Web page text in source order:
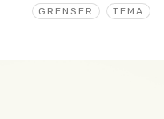
GRENSER TEMA